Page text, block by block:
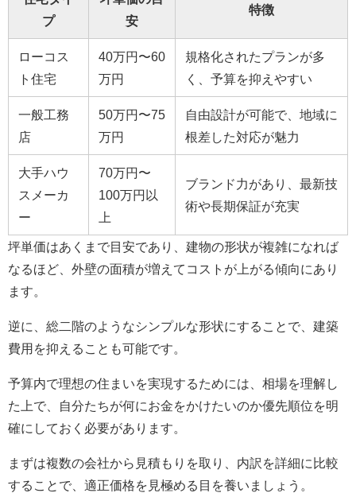
プ
安
特徴
ローコス
ト住宅
40万円〜60
万円
規格化されたプランが多
く、予算を抑えやすい
一般工務
店
50万円〜75
万円
自由設計が可能で、地域に
根差した対応が魅力
大手ハウ
スメーカ
ー
70万円〜
100万円以
上
ブランド力があり、最新技
術や長期保証が充実
坪単価はあくまで目安であり、建物の形状が複雑になれば
なるほど、外壁の面積が増えてコストが上がる傾向にあり
ます。
逆に、総二階のようなシンプルな形状にすることで、建築
費用を抑えることも可能です。
予算内で理想の住まいを実現するためには、相場を理解し
た上で、自分たちが何にお金をかけたいのか優先順位を明
確にしておく必要があります。
まずは複数の会社から見積もりを取り、内訳を詳細に比較
することで、適正価格を見極める目を養いましょう。